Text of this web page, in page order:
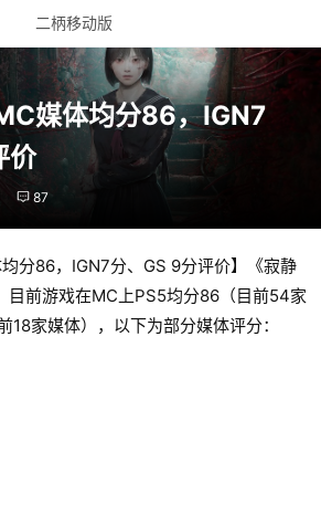
二柄移动版
媒体均分86，IGN7
价
87
均分86，IGN7分、GS 9分评价】《寂静
目前游戏在MC上PS5均分86（目前54家
18家媒体），以下为部分媒体评分：